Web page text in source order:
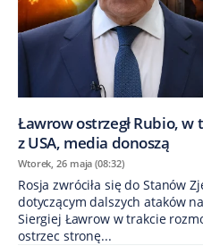
Ławrow ostrzegł Rubio, w
z USA, media donoszą
Wtorek, 26 maja (08:32)
Rosja zwróciła się do Stanów
dotyczącym dalszych ataków
Siergiej Ławrow w trakcie
ostrzec stronę...